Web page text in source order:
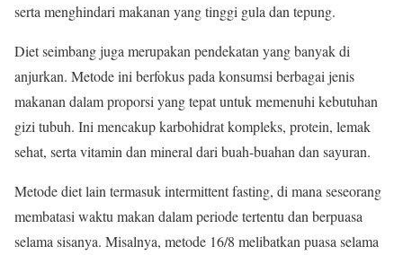
serta menghindari makanan yang tinggi gula dan tepung.
Diet seimbang juga merupakan pendekatan yang banyak di
anjurkan. Metode ini berfokus pada konsumsi berbagai jenis
makanan dalam proporsi yang tepat untuk memenuhi kebutuhan
gizi tubuh. Ini mencakup karbohidrat kompleks, protein, lemak
sehat, serta vitamin dan mineral dari buah-buahan dan sayuran.
Metode diet lain termasuk intermittent fasting, di mana seseorang
membatasi waktu makan dalam periode tertentu dan berpuasa
selama sisanya. Misalnya, metode 16/8 melibatkan puasa selama